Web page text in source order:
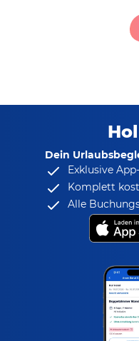
Dein
Exklusive
Komplett
Alle